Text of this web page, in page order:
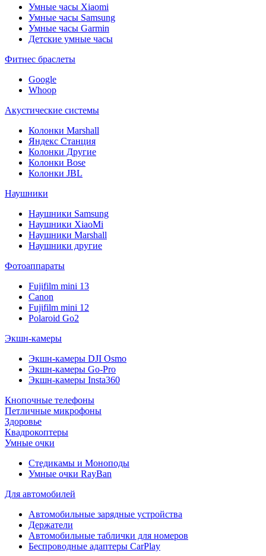
Умные часы Xiaomi
Умные часы Samsung
Умные часы Garmin
Детские умные часы
Фитнес браслеты
Google
Whoop
Акустические системы
Колонки Marshall
Яндекс Станция
Колонки Другие
Колонки Bose
Колонки JBL
Наушники
Наушники Samsung
Наушники XiaoMi
Наушники Marshall
Наушники другие
Фотоаппараты
Fujifilm mini 13
Canon
Fujifilm mini 12
Polaroid Go2
Экшн-камеры
Экшн-камеры DJI Osmo
Экшн-камеры Go-Pro
Экшн-камеры Insta360
Кнопочные телефоны
Петличные микрофоны
Здоровье
Квадрокоптеры
Умные очки
Стедикамы и Моноподы
Умные очки RayBan
Для автомобилей
Автомобильные зарядные устройства
Держатели
Автомобильные таблички для номеров
Беспроводные адаптеры CarPlay